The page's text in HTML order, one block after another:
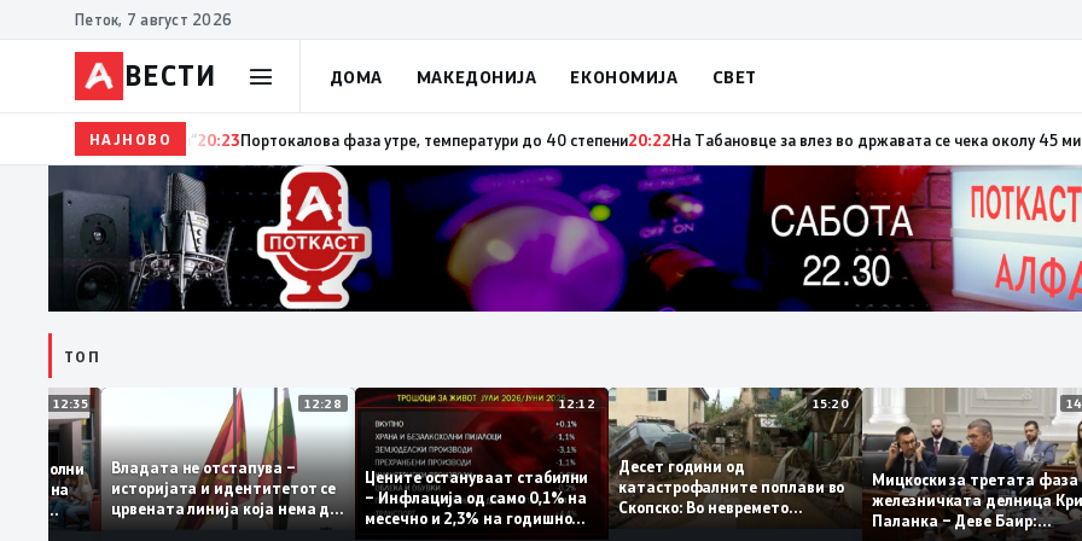
Петок, 7 август 2026
ВЕСТИ ДОМА МАКЕДОНИЈА ЕКОНОМИЈА СВЕТ
НАЈНОВО20:24Сиљановска Давкова на Свечената академија по повод „30 години Општина Вевчани“20:23Портокалова фаза утре,
ТОП
12:35
се задоволни
на
12:28
Владата не отстапува –
историјата и идентитетот се
црвената линија која нема да
се погази
12:12
Цените остануваат стабилни
– Инфлација од само 0,1% на
месечно и 2,3% на годишно
15:20
Десет години од
катастрофалните поплави во
Скопско: Во невремето
Мицкоски за третата
железничката делница
Паланка – Деве Баир: